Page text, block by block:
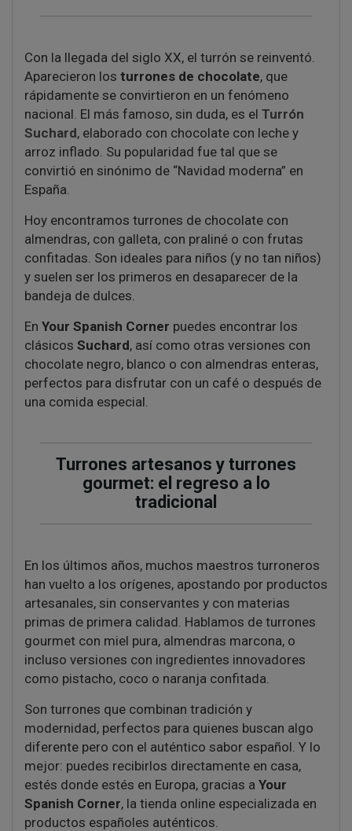
Con la llegada del siglo XX, el turrón se reinventó.
Aparecieron los turrones de chocolate, que
rápidamente se convirtieron en un fenómeno
nacional. El más famoso, sin duda, es el Turrón
Suchard, elaborado con chocolate con leche y
arroz inflado. Su popularidad fue tal que se
convirtió en sinónimo de “Navidad moderna” en
España.
Hoy encontramos turrones de chocolate con
almendras, con galleta, con praliné o con frutas
confitadas. Son ideales para niños (y no tan niños)
y suelen ser los primeros en desaparecer de la
bandeja de dulces.
En Your Spanish Corner puedes encontrar los
clásicos Suchard, así como otras versiones con
chocolate negro, blanco o con almendras enteras,
perfectos para disfrutar con un café o después de
una comida especial.
Turrones artesanos y turrones
gourmet: el regreso a lo
tradicional
En los últimos años, muchos maestros turroneros
han vuelto a los orígenes, apostando por productos
artesanales, sin conservantes y con materias
primas de primera calidad. Hablamos de turrones
gourmet con miel pura, almendras marcona, o
incluso versiones con ingredientes innovadores
como pistacho, coco o naranja confitada.
Son turrones que combinan tradición y
modernidad, perfectos para quienes buscan algo
diferente pero con el auténtico sabor español. Y lo
mejor: puedes recibirlos directamente en casa,
estés donde estés en Europa, gracias a Your
Spanish Corner, la tienda online especializada en
productos españoles auténticos.